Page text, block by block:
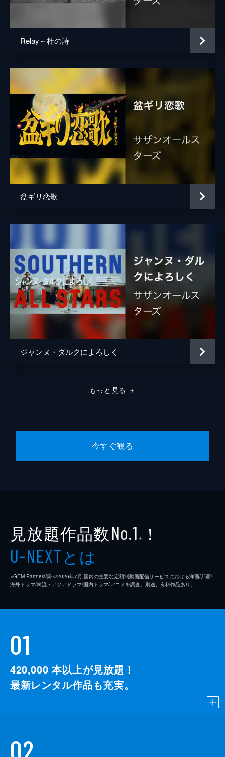
Relay～杜の詩
盆ギリ恋歌
ジャンヌ・ダルクによろしく
もっと見る ＋
今すぐ観る
見放題作品数No.1 ※ ！
U-NEXTとは
※GEM Partners調べ/2026年7⽉ 国内の主要な定額制動画配信サービスにおける洋画/邦画/
海外ドラマ/韓流・アジアドラマ/国内ドラマ/アニメを調査。別途、有料作品あり。
01
420,000 本以上が見放題！
最新レンタル作品も充実。
02